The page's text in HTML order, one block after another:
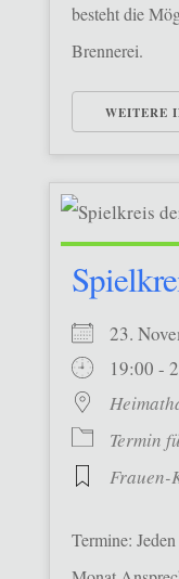
besteht die
Brennerei.
WEITERE
23.
19:00 -
Termin
Frauen-
Termine: